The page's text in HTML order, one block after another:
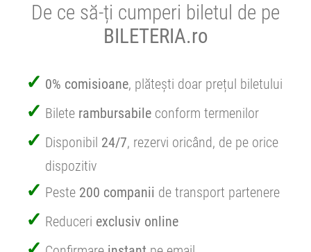
De ce să-ți cumperi biletul de pe
BILETERIA.ro
0% comisioane, plătești doar prețul biletului
Bilete rambursabile conform termenilor
Disponibil 24/7, rezervi oricând, de pe orice
dispozitiv
Peste 200 companii de transport partenere
Reduceri exclusiv online